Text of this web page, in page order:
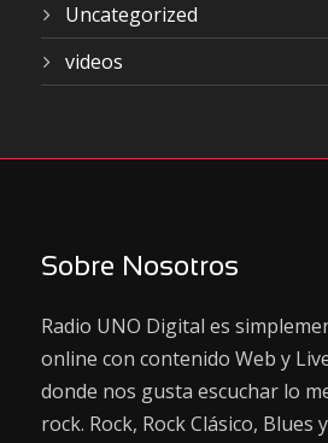
Uncategorized
videos
Sobre Nosotros
Radio UNO Digital es
online con contenido Web y
donde nos gusta escuchar lo
rock. Rock, Rock Clásico, Blues